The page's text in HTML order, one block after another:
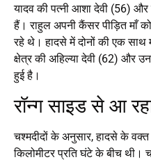
यादव की पत्नी आशा देवी (56)
हैं। राहुल अपनी कैंसर पीड़ित माँ
रहे थे। हादसे में दोनों की एक साथ
क्षेत्र की अहिल्या देवी (62) और
हुई है।
रॉन्ग साइड से आ
चश्मदीदों के अनुसार, हादसे के वक्त
किलोमीटर प्रति घंटे के बीच थी।